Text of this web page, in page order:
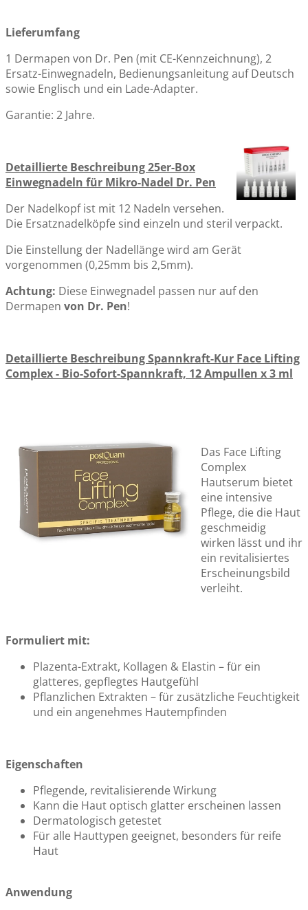
Lieferumfang
1 Dermapen von Dr. Pen (mit CE-Kennzeichnung), 2
Ersatz-Einwegnadeln, Bedienungsanleitung auf Deutsch
sowie Englisch und ein Lade-Adapter.
Garantie: 2 Jahre.
Detaillierte Beschreibung 25er-Box
Einwegnadeln für Mikro-Nadel Dr. Pen
Der Nadelkopf ist mit 12 Nadeln versehen.
Die Ersatznadelköpfe sind einzeln und steril verpackt.
Die Einstellung der Nadellänge wird am Gerät
vorgenommen (0,25mm bis 2,5mm).
Achtung: Diese Einwegnadel passen nur auf den
Dermapen von Dr. Pen!
Detaillierte Beschreibung Spannkraft-Kur Face Lifting
Complex - Bio-Sofort-Spannkraft, 12 Ampullen x 3 ml
Das Face Lifting
Complex
Hautserum bietet
eine intensive
Pflege, die die Haut
geschmeidig
wirken lässt und ihr
ein revitalisiertes
Erscheinungsbild
verleiht.
Formuliert mit:
Plazenta-Extrakt, Kollagen & Elastin – für ein
glatteres, gepflegtes Hautgefühl
Pflanzlichen Extrakten – für zusätzliche Feuchtigkeit
und ein angenehmes Hautempfinden
Eigenschaften
Pflegende, revitalisierende Wirkung
Kann die Haut optisch glatter erscheinen lassen
Dermatologisch getestet
Für alle Hauttypen geeignet, besonders für reife
Haut
Anwendung